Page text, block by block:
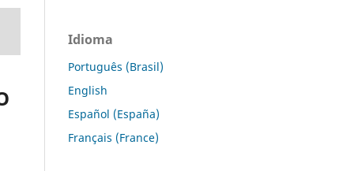
Idioma
Português (Brasil)
English
Español (España)
Français (France)